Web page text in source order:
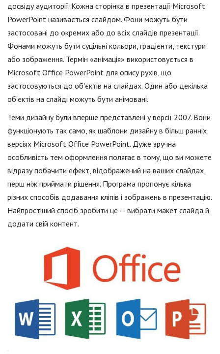
досвіду аудиторії. Кожна сторінка в презентації Microsoft
PowerPoint називається слайдом. Фони можуть бути
застосовані до окремих або до всіх слайдів презентації.
Фонами можуть бути суцільні кольори, градієнти, текстури
або зображення. Термін «анімація» використовується в
Microsoft Office PowerPoint для опису рухів, що
застосовуються до об'єктів на слайдах. Один або декілька
об'єктів на слайді можуть бути анімовані.
Теми дизайну були вперше представлені у версії 2007. Вони
функціонують так само, як шаблони дизайну в більш ранніх
версіях Microsoft Office PowerPoint. Дуже зручна
особливість тем оформлення полягає в тому, що ви можете
відразу побачити ефект, відображений на ваших слайдах,
перш ніж приймати рішення. Програма пропонує кілька
різних способів додавання кліпів і зображень в презентацію.
Найпростіший спосіб зробити це — вибрати макет слайда й
додати свій контент.